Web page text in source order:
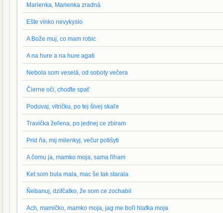
Marienka, Marienka zradná
Ešte vínko nevykyslo
A Bože muj, co mam robic
A na hure a na hure agati
Nebola som veselá, od soboty večera
Čierne oči, choďte spať
Poduvaj, vitričku, po tej šivej skaľe
Travička žeľena, po jednej ce zbiram
Prid ňa, mij milenkyj, večur potišyti
A čomu ja, mamko moja, sama ľiham
Ket som bula mala, mac še tak starala
Ňebanuj, dzifčatko, že som ce zochabil
Ach, mamičko, mamko moja, jag me boľi hlafka moja